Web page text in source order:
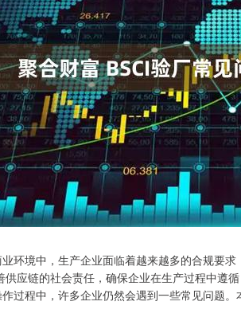
环境中，生产企业面临着越来越多的合规要
供应链的社会责任，确保企业在生产过程中遵
过程中，许多企业仍然会遇到一些常见问题
成指 14311.01 200.89 1.42%